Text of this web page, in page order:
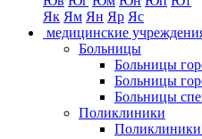
Як Ям Ян Яр Яс
медицинские
Больницы
Больницы
Больницы
Больницы
Поликлиники
Поликлиники